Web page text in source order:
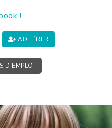
!
ADHÉRER
D'EMPLOI